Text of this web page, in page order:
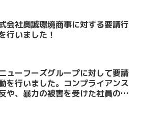
会社奥誠環境商事に対する要請行
行いました！
ューフーズグループに対して要請
を行いました。コンプライアンス
や、暴力の被害を受けた社員の評